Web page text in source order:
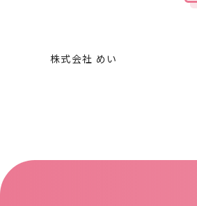
株式会社 めい